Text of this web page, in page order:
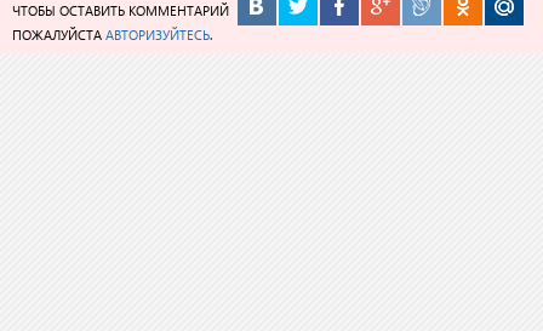
ЧТОБЫ ОСТАВИТЬ КОММЕНТАРИЙ
ПОЖАЛУЙСТА АВТОРИЗУЙТЕСЬ